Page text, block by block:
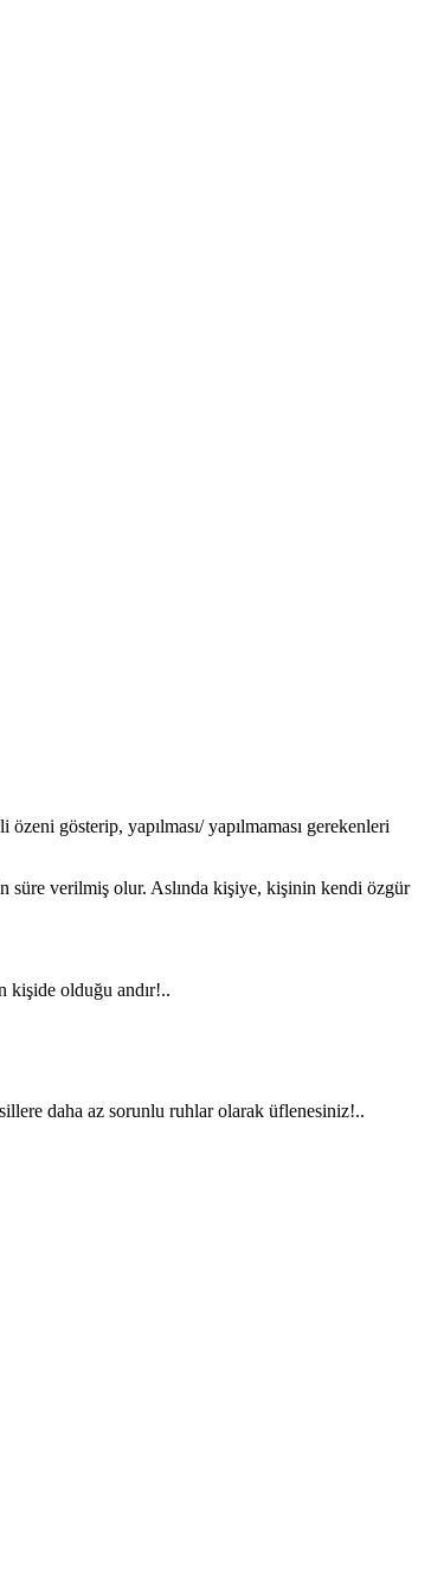
gösterip, yapılması/ yapılmaması gerekenleri
süre verilmiş olur. Aslında kişiye, kişinin kendi özgür
kişide olduğu andır!..
daha az sorunlu ruhlar olarak üflenesiniz!..